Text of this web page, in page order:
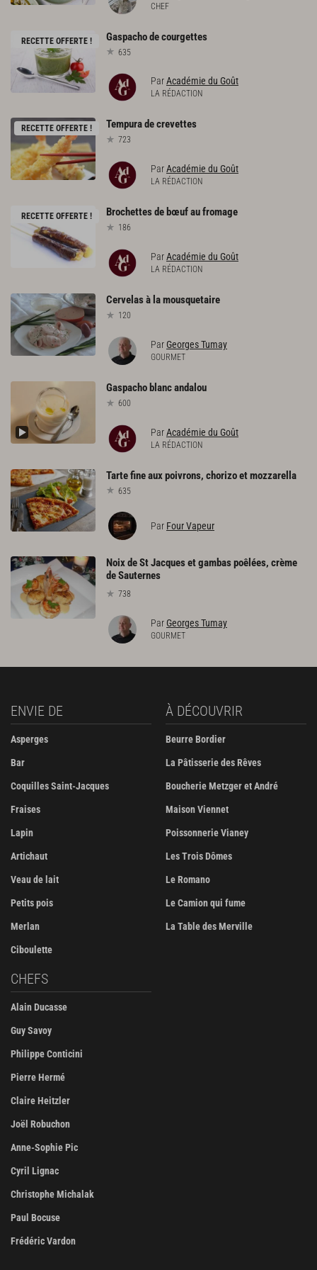
CHEF
RECETTE OFFERTE ! Gaspachodecourgettes
635
ParAcadémie du Goût
LA RÉDACTION
RECETTE OFFERTE ! Tempuradecrevettes
723
ParAcadémie du Goût
LA RÉDACTION
RECETTE OFFERTE ! Brochettesde bœufaufromage
186
ParAcadémie du Goût
LA RÉDACTION
Cervelasà lamousquetaire
120
ParGeorges Tumay
GOURMET
Gaspacho blancandalou
600
ParAcadémie du Goût
LA RÉDACTION
Tartefineauxpoivrons, chorizoetmozzarella
635
Par Four Vapeur
Noix de St Jacques et gambas poêlées, crème
de Sauternes
738
ParGeorges Tumay
GOURMET
ENVIE DE
Asperges
Bar
Coquilles Saint-Jacques
Fraises
Lapin
Artichaut
Veau de lait
Petits pois
Merlan
Ciboulette
À DÉCOUVRIR
Beurre Bordier
La Pâtisserie des Rêves
Boucherie Metzger et André
Maison Viennet
Poissonnerie Vianey
Les Trois Dômes
Le Romano
Le Camion qui fume
La Table des Merville
CHEFS
Alain Ducasse
Guy Savoy
Philippe Conticini
Pierre Hermé
Claire Heitzler
Joël Robuchon
Anne-Sophie Pic
Cyril Lignac
Christophe Michalak
Paul Bocuse
Frédéric Vardon